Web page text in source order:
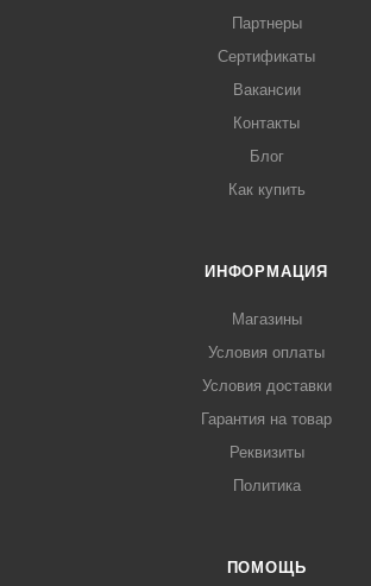
Разнообразие форм и цвета гибкой
Партнеры
Сертификаты
Вакансии
Контакты
Блог
Как купить
ИНФОРМАЦИЯ
Магазины
Условия оплаты
Условия доставки
Гарантия на товар
Реквизиты
Политика
ПОМОЩЬ